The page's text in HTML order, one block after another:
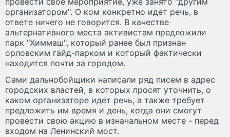
организатором". О ком конкретно идет речь, в
ответе ничего не говорится. В качестве
альтернативного места активистам предложили
парк "Химмаш", который ранее был признан
орловским гайд-парком и который фактически
находится почти за городом.
Сами дальнобойщики написали ряд писем в адрес
городских властей, в которых просят уточнить, о
каком организаторе идет речь, а также требует
предложить им время и день, когда они смогут
провести свою акцию в изначальном месте - перед
входом на Ленинский мост.